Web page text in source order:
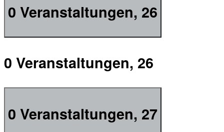
0 Veranstaltungen, 26
0 Veranstaltungen, 26
0 Veranstaltungen, 27